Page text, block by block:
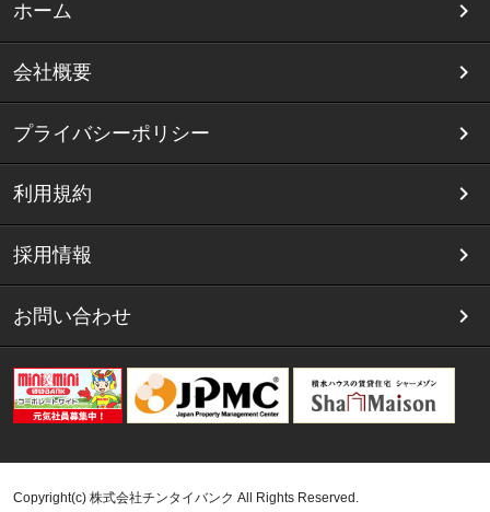
ホーム
会社概要
プライバシーポリシー
利用規約
採用情報
お問い合わせ
Copyright(c) 株式会社チンタイバンク All Rights Reserved.